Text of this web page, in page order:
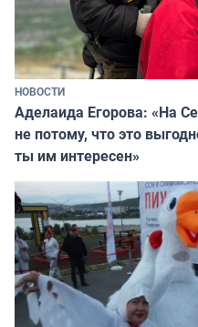
НОВОСТИ
Аделаида Егорова: «На
не потому, что это
ты им интересен»